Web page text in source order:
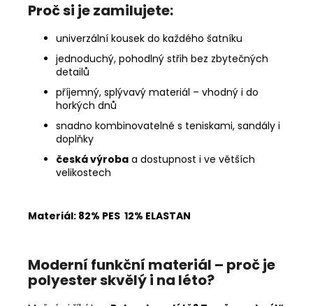
Proč si je zamilujete:
univerzální kousek do každého šatníku
jednoduchý, pohodlný střih bez zbytečných
detailů
příjemný, splývavý materiál – vhodný i do
horkých dnů
snadno kombinovatelné s teniskami, sandály i
doplňky
česká výroba a dostupnost i ve větších
velikostech
Materiál: 82% PES 12% ELASTAN
Moderní funkční materiál – proč je
polyester skvělý i na léto?